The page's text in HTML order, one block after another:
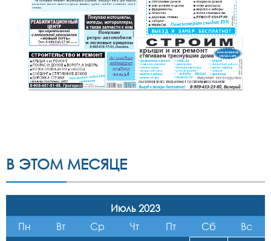
В ЭТОМ МЕСЯЦЕ
Июль 2023
Пн
Вт Ср Чт Пт Сб Вс